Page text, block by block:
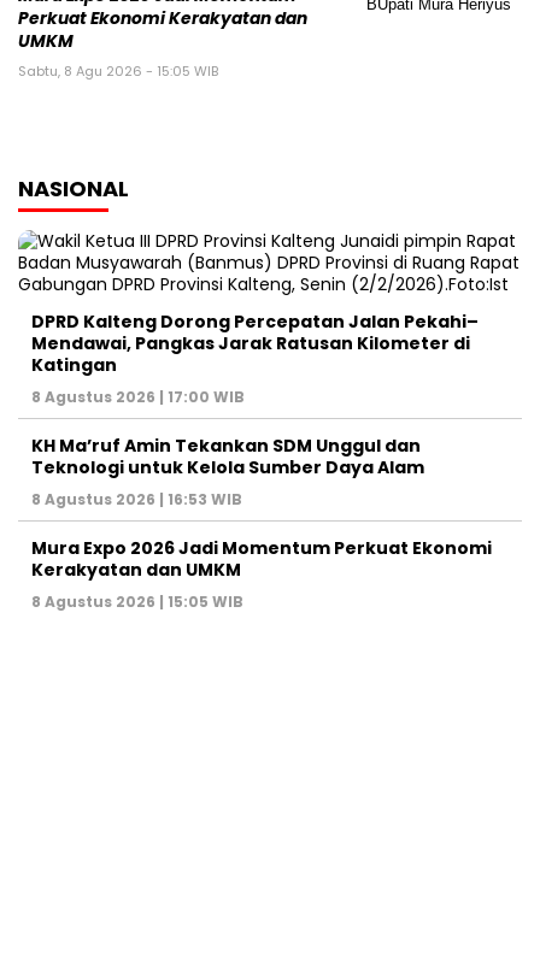
Perkuat Ekonomi Kerakyatan dan
UMKM
Sabtu, 8 Agu 2026 - 15:05 WIB
NASIONAL
DPRD Kalteng Dorong Percepatan Jalan Pekahi–
Mendawai, Pangkas Jarak Ratusan Kilometer di
Katingan
8 Agustus 2026 | 17:00 WIB
KH Ma’ruf Amin Tekankan SDM Unggul dan
Teknologi untuk Kelola Sumber Daya Alam
8 Agustus 2026 | 16:53 WIB
Mura Expo 2026 Jadi Momentum Perkuat Ekonomi
Kerakyatan dan UMKM
8 Agustus 2026 | 15:05 WIB